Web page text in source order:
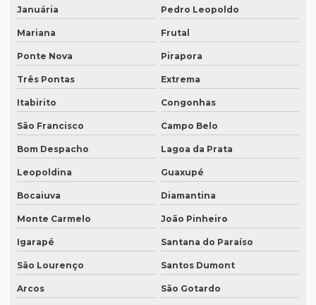
Empresa de tradução simultânea para teams
Empresa de tradução simultânea para teams em campinas
Empresa de tradução simultânea para teams em recife
Empresa de tradução simultânea para zoom
Empresa de tradução simultânea para zoom em curitiba
Empresa de tradução simultânea para zoom em sp
Empresa de tradução de sites em inglês
Empresa de tradução sp
Empresa de tradução técnica
Empresa de tradução técnica em inglês
Empresa de tradução de textos
Januária Pedro Leopoldo
Mariana Frutal
Ponte Nova Pirapora
Três Pontas Extrema
Itabirito Congonhas
São Francisco Campo Belo
Bom Despacho Lagoa da Prata
Leopoldina Guaxupé
Bocaiuva Diamantina
Monte Carmelo João Pinheiro
Igarapé Santana do Paraíso
São Lourenço Santos Dumont
Arcos São Gotardo